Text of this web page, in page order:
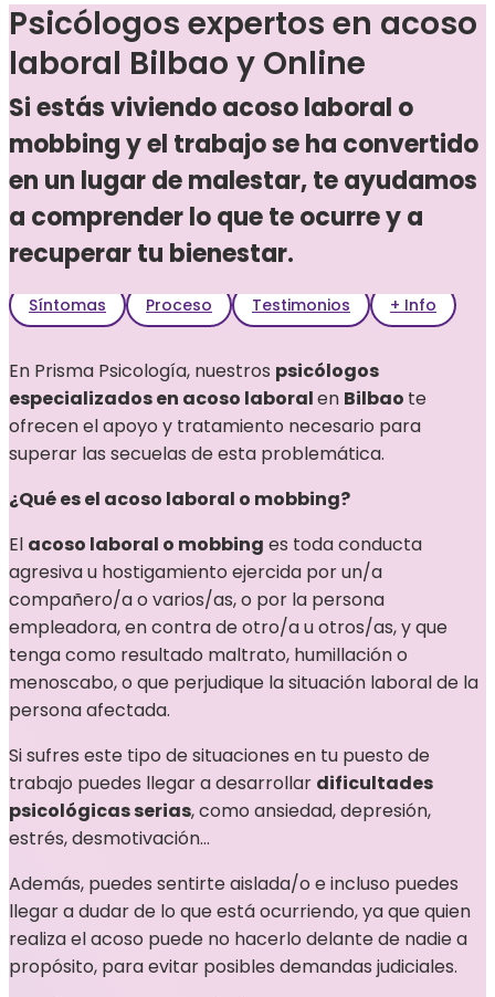
Psicólogos expertos en acoso
laboral Bilbao y Online
Si estás viviendo acoso laboral o
mobbing y el trabajo se ha convertido
en un lugar de malestar, te ayudamos
a comprender lo que te ocurre y a
recuperar tu bienestar.
Síntomas Proceso Testimonios + Info
En Prisma Psicología, nuestros psicólogos
especializados en acoso laboralen Bilbao te
ofrecen el apoyo y tratamiento necesario para
superar las secuelas de esta problemática.
¿Qué es el acoso laboral o mobbing?
El acoso laboral o mobbing es toda conducta
agresiva u hostigamiento ejercida por un/a
compañero/a o varios/as, o por la persona
empleadora, en contra de otro/a u otros/as, y que
tenga como resultado maltrato, humillación o
menoscabo, o que perjudique la situación laboral de la
persona afectada.
Si sufres este tipo de situaciones en tu puesto de
trabajo puedes llegar a desarrollar dificultades
psicológicas serias, como ansiedad, depresión,
estrés, desmotivación…
Además, puedes sentirte aislada/o e incluso puedes
llegar a dudar de lo que está ocurriendo, ya que quien
realiza el acoso puede no hacerlo delante de nadie a
propósito, para evitar posibles demandas judiciales.